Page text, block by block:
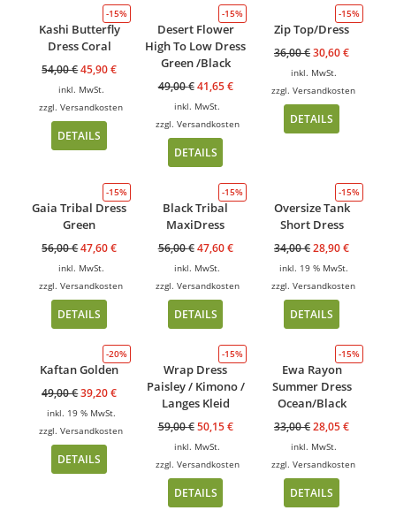
-15%
Kashi Butterfly
Dress Coral
54,00€45,90€
inkl. MwSt.
zzgl.Versandkosten
DETAILS
-15%
Desert Flower
High To Low Dress
Green /Black
49,00€ 41,65€
inkl. MwSt.
zzgl. Versandkosten
DETAILS
-15%
Zip Top/Dress
36,00€30,60€
inkl. MwSt.
zzgl.Versandkosten
DETAILS
-15%
Gaia Tribal Dress
Green
56,00€47,60€
inkl. MwSt.
zzgl.Versandkosten
DETAILS
-15%
Black Tribal
MaxiDress
56,00€ 47,60€
inkl. MwSt.
zzgl. Versandkosten
DETAILS
-15%
Oversize Tank
Short Dress
34,00€28,90€
inkl. 19 % MwSt.
zzgl.Versandkosten
DETAILS
-20%
Kaftan Golden
49,00€39,20€
inkl. 19 % MwSt.
zzgl.Versandkosten
DETAILS
-15%
Wrap Dress
Paisley / Kimono /
Langes Kleid
59,00€ 50,15€
inkl. MwSt.
zzgl. Versandkosten
DETAILS
-15%
Ewa Rayon
Summer Dress
Ocean/Black
33,00€28,05€
inkl. MwSt.
zzgl.Versandkosten
DETAILS